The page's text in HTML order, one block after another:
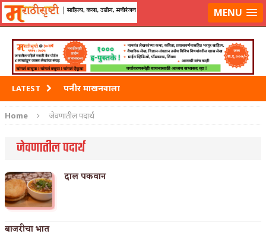
मराठीसृष्टीवर लॉग-इन करा MENU
LATEST पनीर माखनवाला
पावभाजी
Home जेवणातील पदार्थ
जेवणातील पदार्थ
दाल पकवान
बाजरीचा भात